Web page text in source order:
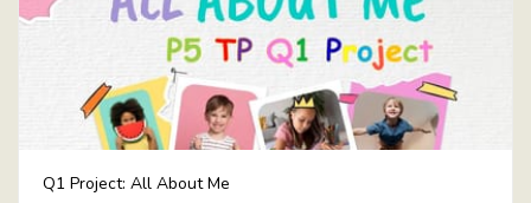
Q1 Project: All About Me